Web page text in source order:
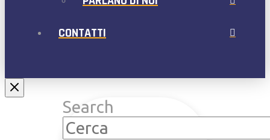
CONTATTI
Search